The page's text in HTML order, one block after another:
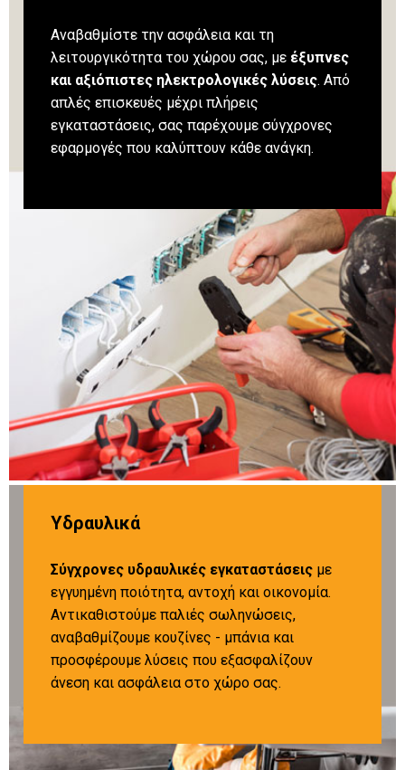
Αναβαθμίστε την ασφάλεια και τη
λειτουργικότητα του χώρου σας, με έξυπνες
και αξιόπιστες ηλεκτρολογικές λύσεις. Από
απλές επισκευές μέχρι πλήρεις
εγκαταστάσεις, σας παρέχουμε σύγχρονες
εφαρμογές που καλύπτουν κάθε ανάγκη.
Υδραυλικά
Σύγχρονες υδραυλικές εγκαταστάσεις με
εγγυημένη ποιότητα, αντοχή και οικονομία.
Αντικαθιστούμε παλιές σωληνώσεις,
αναβαθμίζουμε κουζίνες - μπάνια και
προσφέρουμε λύσεις που εξασφαλίζουν
άνεση και ασφάλεια στο χώρο σας.